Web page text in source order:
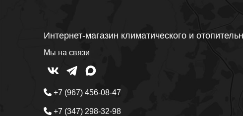
Интернет-магазин климатического и
Мы на связи
+7 (967) 456-08-47
+7 (347) 298-32-98